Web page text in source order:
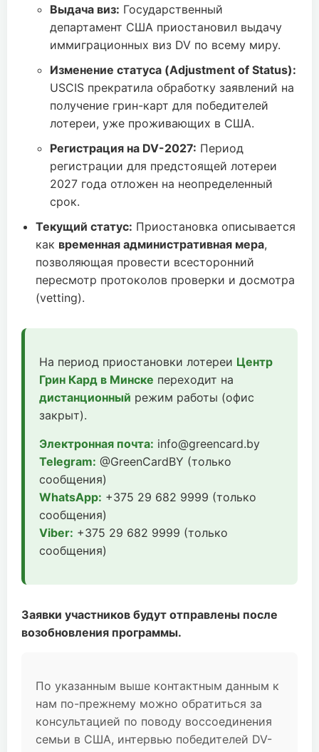
Выдача виз: Государственный
департамент США приостановил выдачу
иммиграционных виз DV по всему миру.
Изменение статуса (Adjustment of Status):
USCIS прекратила обработку заявлений на
получение грин-карт для победителей
лотереи, уже проживающих в США.
Регистрация на DV-2027: Период
регистрации для предстоящей лотереи
2027 года отложен на неопределенный
срок.
Текущий статус: Приостановка описывается
как временная административная мера,
позволяющая провести всесторонний
пересмотр протоколов проверки и досмотра
(vetting).
На период приостановки лотереи Центр
Грин Кард в Минске переходит на
дистанционный режим работы (офис
закрыт).
Электронная почта: info@greencard.by
Telegram: @GreenCardBY (только
сообщения)
WhatsApp: +375 29 682 9999 (только
сообщения)
Viber: +375 29 682 9999 (только
сообщения)
Заявки участников будут отправлены после
возобновления программы.
По указанным выше контактным данным к
нам по-прежнему можно обратиться за
консультацией по поводу воссоединения
семьи в США, интервью победителей DV-